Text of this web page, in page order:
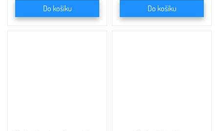
Do košíku Do košíku